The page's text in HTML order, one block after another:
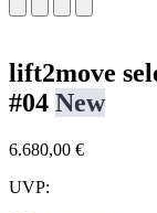
lift2move
#04 New
6.680,00 €
UVP: